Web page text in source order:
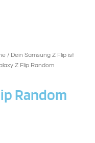
/ Dein Samsung Z Flip ist
Z Flip Random
Random